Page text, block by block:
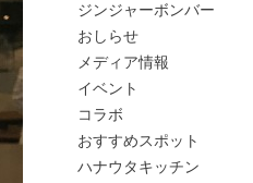
ジンジャーボンバー
おしらせ
メディア情報
イベント
コラボ
おすすめスポット
ハナウタキッチン